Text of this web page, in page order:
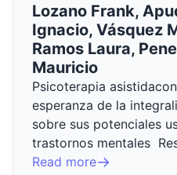
Lozano Frank,
Ignacio, Vásquez
Ramos Laura,
Mauricio
Psicoterapia
esperanza de la
sobre sus potenciales
trastornos mentales
Read more